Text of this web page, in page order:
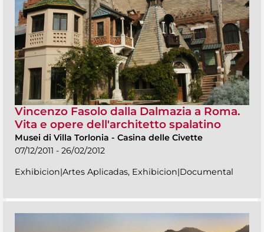
Vincenzo Fasolo dalla Dalmazia a Roma.
Vita e opere dell'architetto spalatino
Musei di Villa Torlonia - Casina delle Civette
07/12/2011 - 26/02/2012
Exhibicion|Artes Aplicadas, Exhibicion|Documental